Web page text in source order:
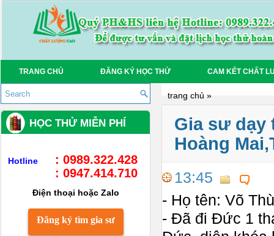
TRANG CHỦ ĐĂNG KÝ HỌC THỬ CAM KẾT CHẤT
trang chủ »
Gia sư
Hoàng
13:45
- Họ tên: Võ
- Đã đi Đức 1
HỌC THỬ MIỄN PHÍ
Hotline
: 0989.322.428
: 0947.414.710
Điện thoại hoặc Zalo
Đăng ký tìm gia sư